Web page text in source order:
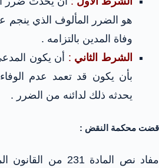
هو الضرر المألوف الذي ينجم
وفاة المدين بالتزامه .
الشرط الثاني : أن يكون
بأن يكون قد تعمد عدم
يحدثه ذلك لدائنه من الضرر .
قضت محكمة النقض :
مفاد نص المادة 231